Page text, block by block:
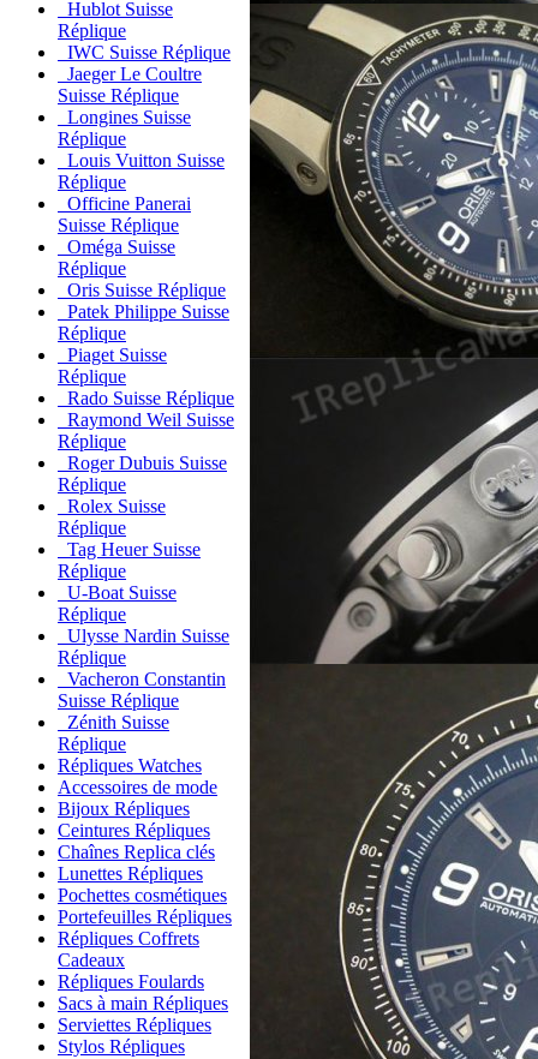
Hublot Suisse
Réplique
IWC Suisse Réplique
Jaeger Le Coultre
Suisse Réplique
Longines Suisse
Réplique
Louis Vuitton Suisse
Réplique
Officine Panerai
Suisse Réplique
Oméga Suisse
Réplique
Oris Suisse Réplique
Patek Philippe Suisse
Réplique
Piaget Suisse
Réplique
Rado Suisse Réplique
Raymond Weil Suisse
Réplique
Roger Dubuis Suisse
Réplique
Rolex Suisse
Réplique
Tag Heuer Suisse
Réplique
U-Boat Suisse
Réplique
Ulysse Nardin Suisse
Réplique
Vacheron Constantin
Suisse Réplique
Zénith Suisse
Réplique
Répliques Watches
Accessoires de mode
Bijoux Répliques
Ceintures Répliques
Chaînes Replica clés
Lunettes Répliques
Pochettes cosmétiques
Portefeuilles Répliques
Répliques Coffrets
Cadeaux
Répliques Foulards
Sacs à main Répliques
Serviettes Répliques
Stylos Répliques